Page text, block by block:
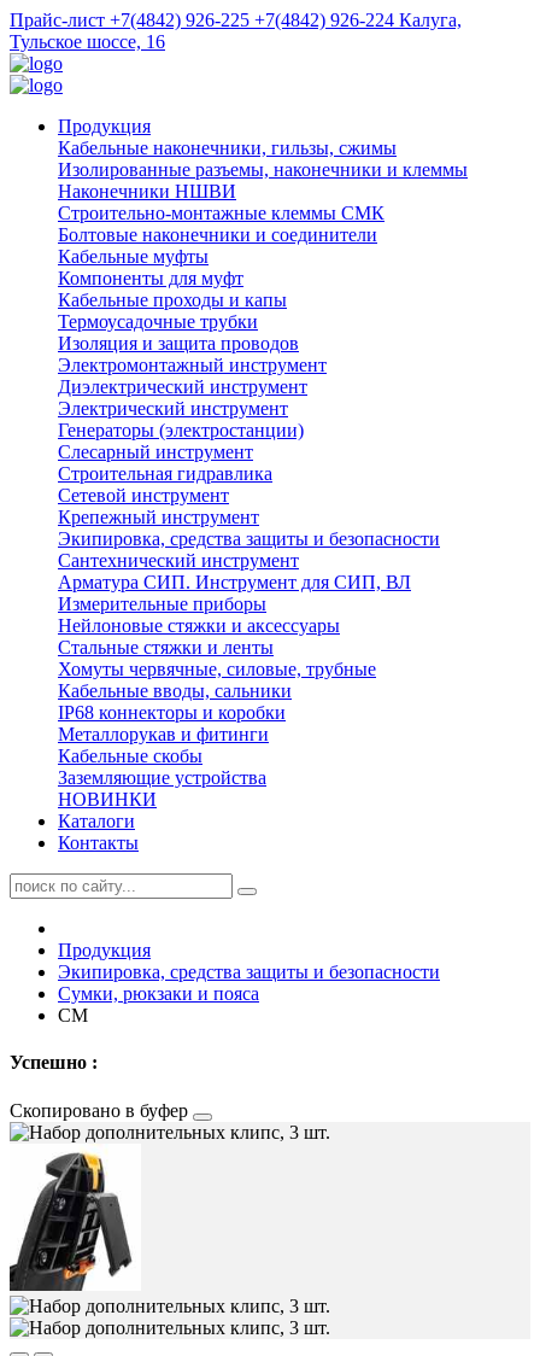
Прайс-лист +7(4842) 926-225 +7(4842) 926-224 Калуга,
Тульское шоссе, 16
Продукция
Кабельные наконечники, гильзы, сжимы
Изолированные разъемы, наконечники и клеммы
Наконечники НШВИ
Строительно-монтажные клеммы СМК
Болтовые наконечники и соединители
Кабельные муфты
Компоненты для муфт
Кабельные проходы и капы
Термоусадочные трубки
Изоляция и защита проводов
Электромонтажный инструмент
Диэлектрический инструмент
Электрический инструмент
Генераторы (электростанции)
Слесарный инструмент
Строительная гидравлика
Сетевой инструмент
Крепежный инструмент
Экипировка, средства защиты и безопасности
Сантехнический инструмент
Арматура СИП. Инструмент для СИП, ВЛ
Измерительные приборы
Нейлоновые стяжки и аксессуары
Стальные стяжки и ленты
Хомуты червячные, силовые, трубные
Кабельные вводы, сальники
IP68 коннекторы и коробки
Металлорукав и фитинги
Кабельные скобы
Заземляющие устройства
НОВИНКИ
Каталоги
Контакты
Продукция
Экипировка, средства защиты и безопасности
Сумки, рюкзаки и пояса
СМ
Успешно :
Скопировано в буфер